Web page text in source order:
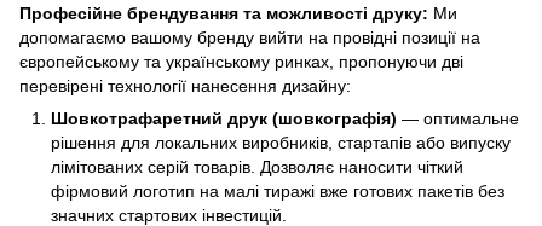
Професійне брендування та можливості друку: Ми
допомагаємо вашому бренду вийти на провідні позиції на
європейському та українському ринках, пропонуючи дві
перевірені технології нанесення дизайну:
Шовкотрафаретний друк (шовкографія) — оптимальне
рішення для локальних виробників, стартапів або випуску
лімітованих серій товарів. Дозволяє наносити чіткий
фірмовий логотип на малі тиражі вже готових пакетів без
значних стартових інвестицій.